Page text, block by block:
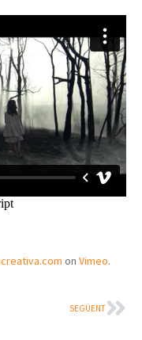
on Vimeo.
SEGÜENT